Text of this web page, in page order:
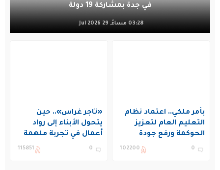
في جدة بمشاركة 19 دولة
03:28 مساءً, 29 Jul 2026
بأمر ملكي.. اعتماد نظام
التعليم العام لتعزيز
الحوكمة ورفع جودة
التعليم في المملكة
0
102200
«تاجر غراس».. حين
يتحول الأبناء إلى رواد
أعمال في تجربة ملهمة
بنادي غراس الصيفي
0
115851